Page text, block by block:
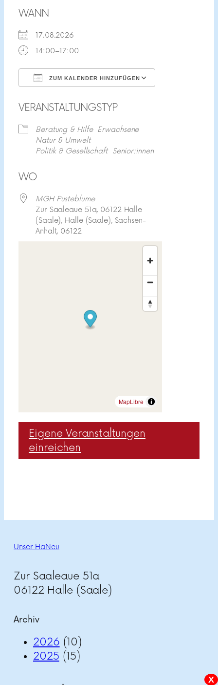
WANN
17.08.2026
14:00–17:00
ZUM KALENDER HINZUFÜGEN
VERANSTALTUNGSTYP
Beratung & Hilfe Erwachsene
Natur & Umwelt
Politik & Gesellschaft
Senior:innen
WO
MGH Pusteblume
Zur Saaleaue 51a, 06122 Halle
(Saale), Halle (Saale), Sachsen-
Anhalt, 06122
MapLibre
Eigene Veranstaltungen
einreichen
Unser HaNeu
Zur Saaleaue 51a
06122 Halle (Saale)
Archiv
2026 (10)
2025 (15)
X